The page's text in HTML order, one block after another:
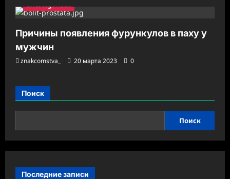
Uncategorised
Причины появления фурункулов в паху у
мужчин
znakcomstva_ 20 марта 2023 0
Поиск
Поиск
Последние записи